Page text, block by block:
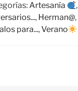
Artesanía ,
, Herman@,
para...,Verano